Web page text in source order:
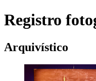
Registro
Arquivístico